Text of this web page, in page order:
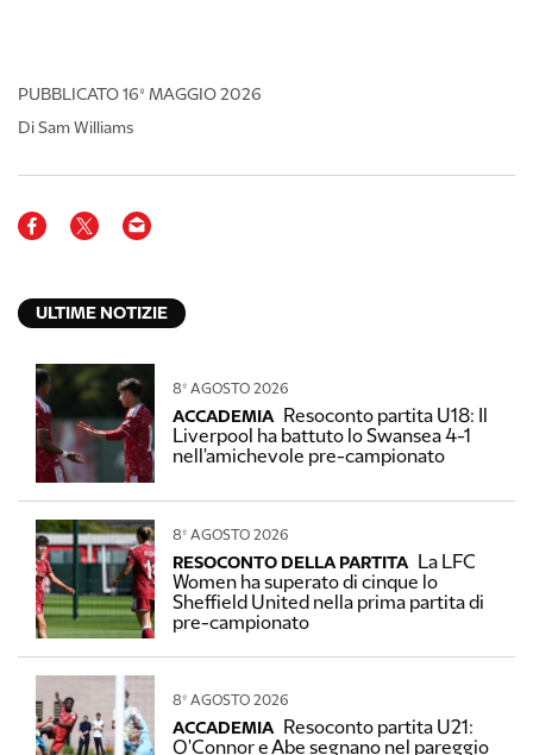
PUBBLICATO 16º MAGGIO 2026
Di Sam Williams
ULTIME NOTIZIE
8º AGOSTO 2026
ACCADEMIA
Resoconto partita U18: Il
Liverpool ha battuto lo Swansea 4-1
nell'amichevole pre-campionato
8º AGOSTO 2026
RESOCONTO DELLA PARTITA
La LFC
Women ha superato di cinque lo
Sheffield United nella prima partita di
pre-campionato
8º AGOSTO 2026
ACCADEMIA
Resoconto partita U21:
O'Connor e Abe segnano nel pareggio